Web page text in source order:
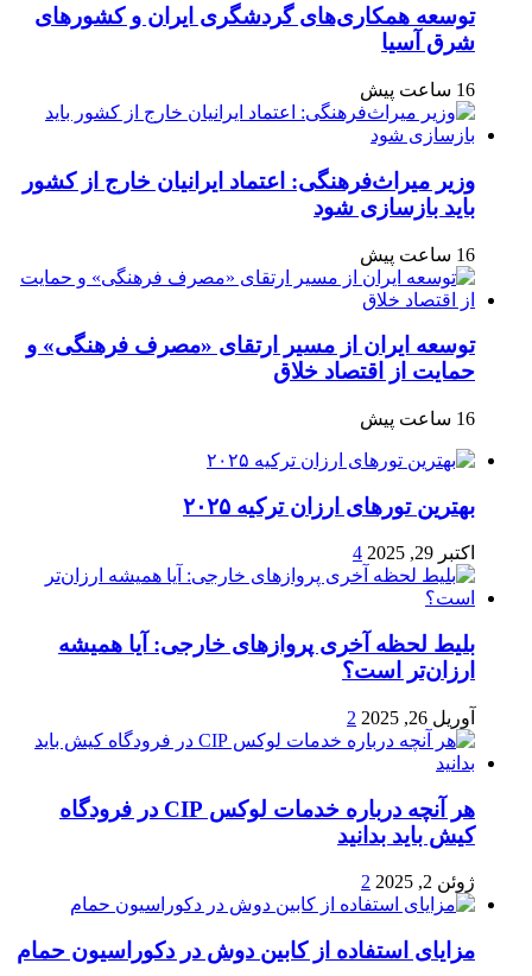
توسعه همکاری‌های گردشگری ایران و کشورهای
شرق آسیا
16 ساعت پیش
وزیر میراث‌فرهنگی: اعتماد ایرانیان خارج از کشور
باید بازسازی شود
16 ساعت پیش
توسعه ایران از مسیر ارتقای «مصرف فرهنگی» و
حمایت از اقتصاد خلاق
16 ساعت پیش
بهترین تورهای ارزان ترکیه ۲۰۲۵
اکتبر 29, 2025 4
بلیط لحظه آخری پروازهای خارجی: آیا همیشه
ارزان‌تر است؟
آوریل 26, 2025 2
هر آنچه درباره خدمات لوکس CIP در فرودگاه‌
کیش باید بدانید
ژوئن 2, 2025 2
مزایای استفاده از کابین دوش در دکوراسیون حمام